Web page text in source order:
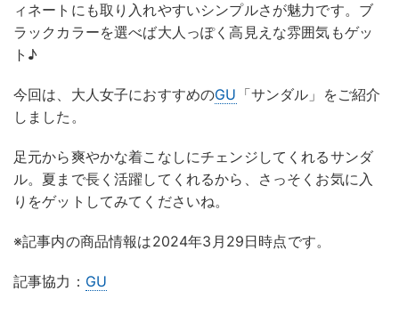
ィネートにも取り入れやすいシンプルさが魅力です。ブ
ラックカラーを選べば大人っぽく高見えな雰囲気もゲッ
ト♪
今回は、大人女子におすすめのGU 「サンダル」をご紹介
しました。
足元から爽やかな着こなしにチェンジしてくれるサンダ
ル。夏まで長く活躍してくれるから、さっそくお気に入
りをゲットしてみてくださいね。
※記事内の商品情報は2024年3月29日時点です。
記事協力： GU